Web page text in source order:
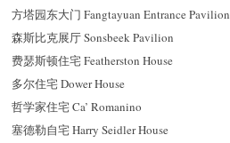
方塔园东大门 Fangtayuan Entrance Pavilion
森斯比克展厅 Sonsbeek Pavilion
费瑟斯顿住宅 Featherston House
多尔住宅 Dower House
哲学家住宅 Ca’ Romanino
塞德勒自宅 Harry Seidler House